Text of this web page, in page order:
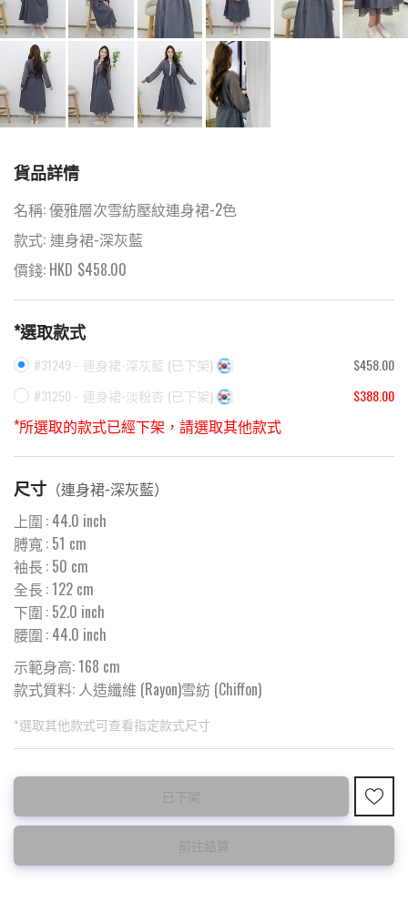
貨品詳情
名稱:優雅層次雪紡壓紋連身裙-2色
款式: 連身裙-深灰藍
價錢: HKD $458.00
*選取款式
#31249 - 連身裙-深灰藍 (已下架)
$458.00
#31250 - 連身裙-淡粉杏 (已下架) $388.00
*所選取的款式已經下架，請選取其他款式
尺寸 （連身裙-深灰藍）
上圍 : 44.0 inch
膊寬 : 51 cm
袖長 : 50 cm
全長 :122 cm
下圍 : 52.0 inch
腰圍 : 44.0 inch
示範身高: 168 cm
款式質料: 人造纖維 (Rayon)雪紡 (Chiffon)
*選取其他款式可查看指定款式尺寸
此為預購品
<預購款>因為韓國東大門8月暑假關係， 預購款會於8月18日
後才陸續返貨⚠️
此為減價貨品
特價品不設退換，購買前請先確認所列出的尺碼是否合適。
已下架
前往結算